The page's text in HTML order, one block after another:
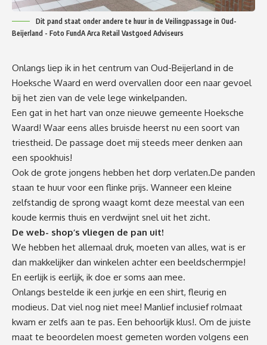
Dit pand staat onder andere te huur in de Veilingpassage in Oud-
Beijerland - Foto FundA Arca Retail Vastgoed Adviseurs
Onlangs liep ik in het centrum van Oud-Beijerland in de
Hoeksche Waard en werd overvallen door een naar gevoel
bij het zien van de vele lege winkelpanden.
Een gat in het hart van onze nieuwe gemeente Hoeksche
Waard! Waar eens alles bruisde heerst nu een soort van
triestheid. De passage doet mij steeds meer denken aan
een spookhuis!
Ook de grote jongens hebben het dorp verlaten.De panden
staan te huur voor een flinke prijs. Wanneer een kleine
zelfstandig de sprong waagt komt deze meestal van een
koude kermis thuis en verdwijnt snel uit het zicht.
De web- shop’s vliegen de pan uit!
We hebben het allemaal druk, moeten van alles, wat is er
dan makkelijker dan winkelen achter een beeldschermpje!
En eerlijk is eerlijk, ik doe er soms aan mee.
Onlangs bestelde ik een jurkje en een shirt, fleurig en
modieus. Dat viel nog niet mee! Manlief inclusief rolmaat
kwam er zelfs aan te pas. Een behoorlijk klus!. Om de juiste
maat te beoordelen moest gemeten worden volgens een